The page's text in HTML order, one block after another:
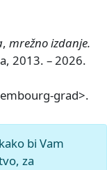
, mrežno izdanje.
2013. – 2026.
grad>.
bi Vam
za